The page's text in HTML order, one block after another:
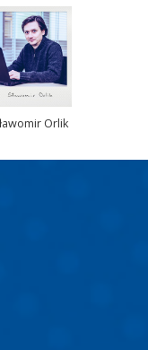
Orlik